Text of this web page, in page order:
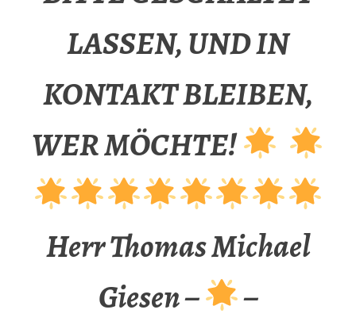
LASSEN, UND IN
KONTAKT BLEIBEN,
WER MÖCHTE!
Herr Thomas Michael
Giesen –
–